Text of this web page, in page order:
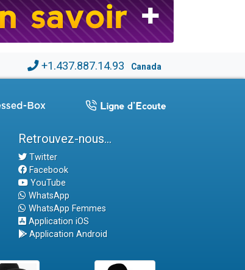
+1.437.887.14.93 Canada
Retrouvez-nous...
Twitter
Facebook
YouTube
WhatsApp
WhatsApp Femmes
Application iOS
Application Android